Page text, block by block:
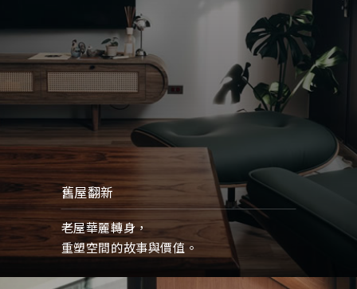
舊屋翻新
老屋華麗轉身，
重塑空間的故事與價值。